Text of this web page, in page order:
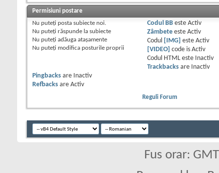
Permisiuni postare
Nu puteţi posta subiecte noi.
Nu puteţi răspunde la subiecte
Nu puteţi adăuga ataşamente
Nu puteţi modifica posturile proprii
Codul BBeste Activ
Zâmbeteeste Activ
Codul
[IMG] este Activ
[VIDEO]
code is Activ
Codul HTML este
Inactiv
Trackbacksare
Inactiv
Pingbacks are
Inactiv
Refbacks are Activ
Reguli Forum
Fus orar: